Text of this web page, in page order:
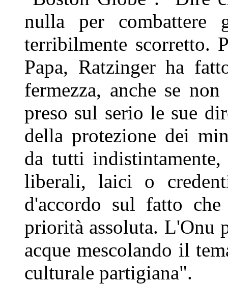
nulla per
terribilmente scorretto.
Papa, Ratzinger ha
fermezza, anche se
preso sul serio le sue
della protezione dei
da tutti
liberali, laici o
d'accordo sul fatto
priorità assoluta. L'Onu
acque mescolando il
culturale partigiana".